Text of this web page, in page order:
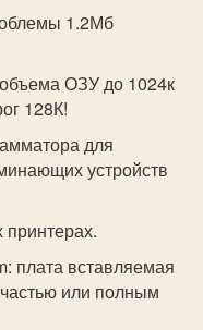
1.2Мб
ОЗУ до 1024к
128К!
для
устройств
плата вставляемая
или полным